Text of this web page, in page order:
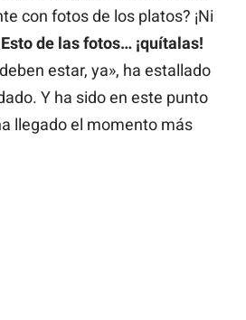
con fotos de los platos? ¡Ni
de las fotos… ¡quítalas!
estar, ya», ha estallado
Y ha sido en este punto
llegado el momento más